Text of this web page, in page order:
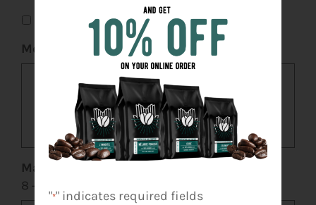
Message
Mathematical question
8 + 5 =
"*" indicates required fields